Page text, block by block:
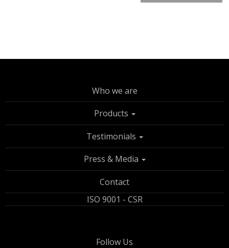
Who we are
Products
Testimonials
Press & Media
Contact
ISO 9001 - CSR
Follow Us